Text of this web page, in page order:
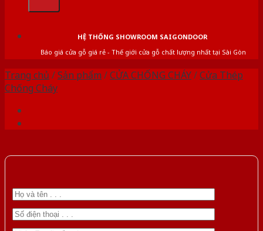
HỆ THỐNG SHOWROOM SAIGONDOOR
Báo giá cửa gỗ giá rẻ - Thế giới cửa gỗ chất lượng nhất tại Sài Gòn
Trang chủ /Sản phẩm /CỬA CHỐNG CHÁY/Cửa Thép
Chống Cháy